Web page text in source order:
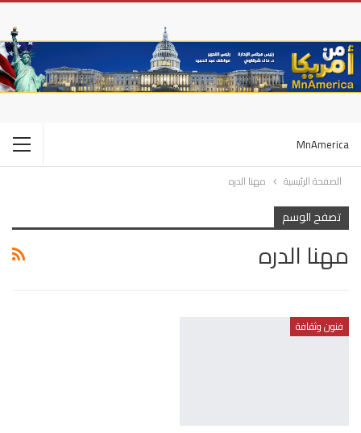
MnAmerica
الصفحة الرئيسية مهنا الدره
تصفح الوسم
مهنا الدره
فنون وثقافة